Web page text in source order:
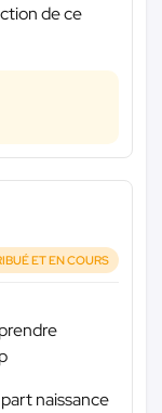
de ce
ET EN COURS
naissance